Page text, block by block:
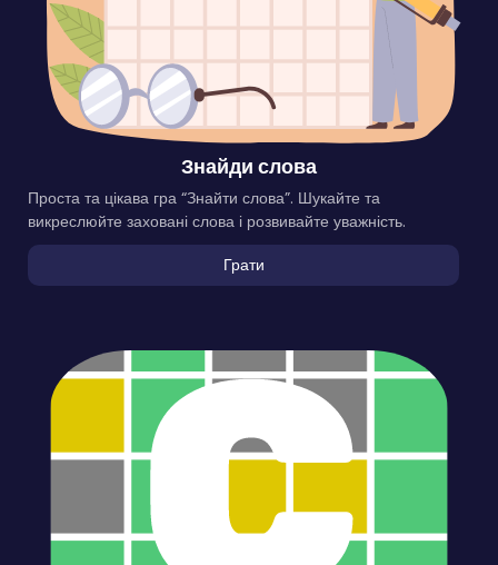
Знайди слова
Проста та цікава гра “Знайти слова”. Шукайте та
викреслюйте заховані слова і розвивайте уважність.
Грати